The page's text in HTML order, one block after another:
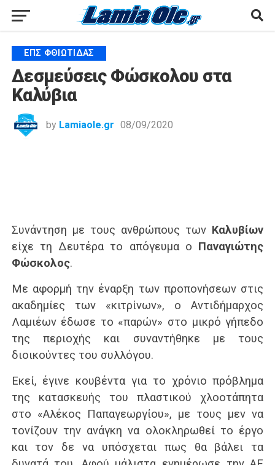
ΕΠΣ ΦΘΙΏΤΙΔΑΣ
Δεσμεύσεις Φώσκολου στα
Καλύβια
by Lamiaole.gr 08/09/2020
Συνάντηση με τους ανθρώπους των Καλυβίων
είχε τη Δευτέρα το απόγευμα ο Παναγιώτης
Φώσκολος.
Με αφορμή την έναρξη των προπονήσεων στις
ακαδημίες των «κιτρίνων», ο Αντιδήμαρχος
Λαμιέων έδωσε το «παρών» στο μικρό γήπεδο
της περιοχής και συναντήθηκε με τους
διοικούντες του συλλόγου.
Εκεί, έγινε κουβέντα για το χρόνιο πρόβλημα
της κατασκευής του πλαστικού χλοοτάπητα
στο «Αλέκος Παπαγεωργίου», με τους μεν να
τονίζουν την ανάγκη να ολοκληρωθεί το έργο
και τον δε να υπόσχεται πως θα βάλει τα